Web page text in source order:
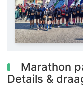
Marathon
Details &